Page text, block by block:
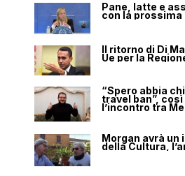
Pane, latte e
con la prossima
Il ritorno di Di
Ue per la
“Spero abbia
travel ban”,
l’incontro tra
Morgan avrà un
della Cultura,